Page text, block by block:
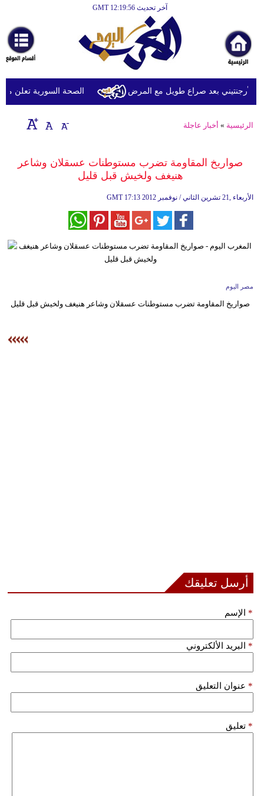
آخر تحديث GMT 12:19:56
أخبارعاجلة
رياضة
ثقافة
إقتصاد
وموسيقى
سياحة
سيارات
الصحة السورية تعلن مقتل شخصين وإصابة بعد صراع طويل مع المرض
الرئيسية » أخبار عاجلة
صواريخ المقاومة تضرب مستوطنات عسقلان وشاعر
هنيغف ولخيش قبل قليل
GMT 17:13 2012 الأربعاء ,21 تشرين الثاني / نوفمبر
مصر اليوم
صواريخ المقاومة تضرب مستوطنات عسقلان وشاعر هنيغف ولخيش قبل قليل
أرسل تعليقك
الإسم *
البريد الألكتروني *
عنوان التعليق *
تعليق *